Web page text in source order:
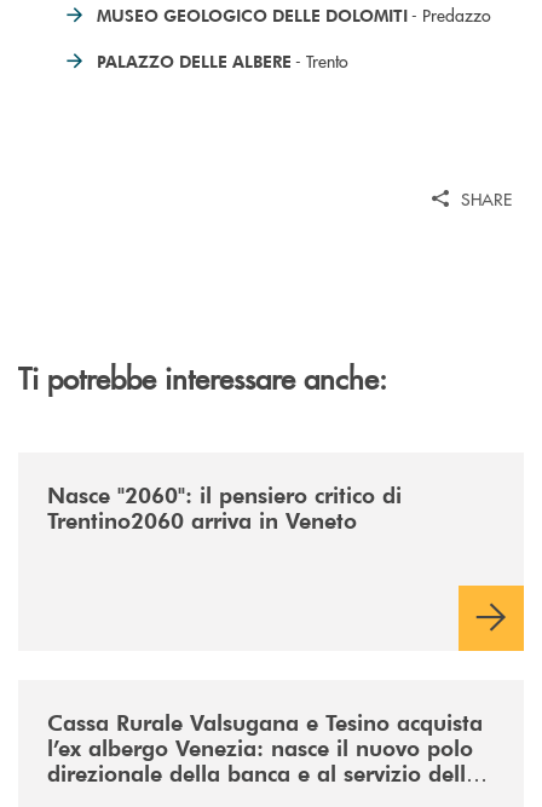
MUSEO GEOLOGICO DELLE DOLOMITI- Predazzo
PALAZZO DELLE ALBERE - Trento
SHARE
Ti potrebbe interessare anche:
Nasce "2060": il pensiero critico di
Trentino2060 arriva in Veneto
Cassa Rurale Valsugana e Tesino acquista
l’ex albergo Venezia: nasce il nuovo polo
direzionale della banca e al servizio della